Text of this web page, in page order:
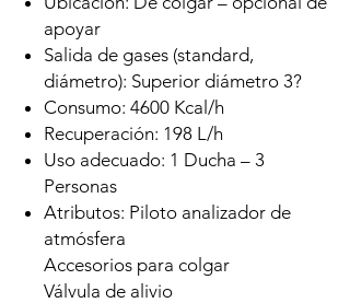
apoyar
Salida de gases (standard,
diámetro): Superior diámetro 3?
Consumo: 4600 Kcal/h
Recuperación: 198 L/h
Uso adecuado: 1 Ducha – 3
Personas
Atributos: Piloto analizador de
atmósfera
Accesorios para colgar
Válvula de alivio